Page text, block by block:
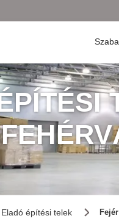
Eladó építési telek